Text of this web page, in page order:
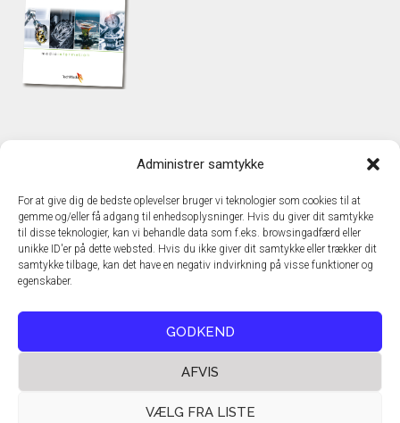
Administrer samtykke
For at give dig de bedste oplevelser bruger vi teknologier som cookies til at
gemme og/eller få adgang til enhedsoplysninger. Hvis du giver dit samtykke
til disse teknologier, kan vi behandle data som f.eks. browsingadfærd eller
unikke ID'er på dette websted. Hvis du ikke giver dit samtykke eller trækker dit
samtykke tilbage, kan det have en negativ indvirkning på visse funktioner og
egenskaber.
GODKEND
AFVIS
VÆLG FRA LISTE
TechMedia A/S
DK - 2600 Glostrup
www.techmedia.dk
Telefon: +45 43 24 26 28
E-mail:info@techmedia.dk